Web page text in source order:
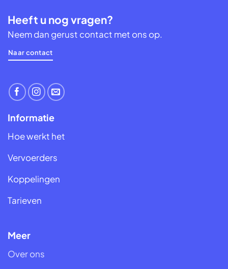
Heeft u nog vragen?
Neem dan gerust contact met ons op.
Naar contact
Informatie
Hoe werkt het
Vervoerders
Koppelingen
Tarieven
Meer
Over ons